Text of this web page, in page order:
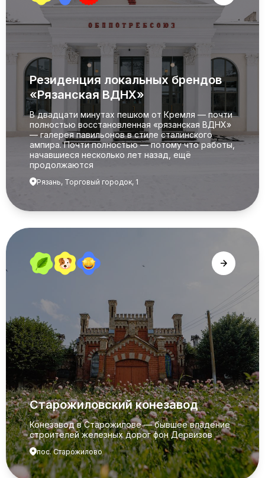
Резиденция локальных брендов
«Рязанская ВДНХ»
В двадцати минутах пешком от Кремля — почти
полностью восстановленная «рязанская ВДНХ»
— галерея павильонов в стиле сталинского
ампира. Почти полностью — потому что работы,
начавшиеся несколько лет назад, ещё
продолжаются
Рязань, Торговый городок, 1
Старожиловский конезавод
Конезавод в Старожилове — бывшее владение
строителей железных дорог фон Дервизов
пос. Старожилово